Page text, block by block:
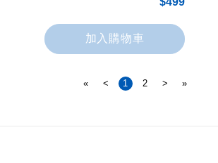
加入購物車
« < 1 2 > »